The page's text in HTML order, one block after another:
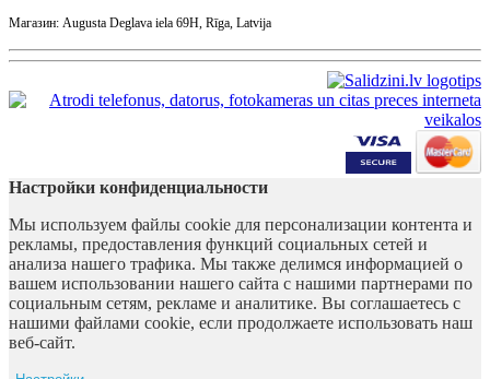
Магазин: Augusta Deglava iela 69H, Rīga, Latvija
Настройки конфиденциальности
Мы используем файлы cookie для персонализации контента и
рекламы, предоставления функций социальных сетей и
анализа нашего трафика. Мы также делимся информацией о
вашем использовании нашего сайта с нашими партнерами по
социальным сетям, рекламе и аналитике. Вы соглашаетесь с
нашими файлами cookie, если продолжаете использовать наш
веб-сайт.